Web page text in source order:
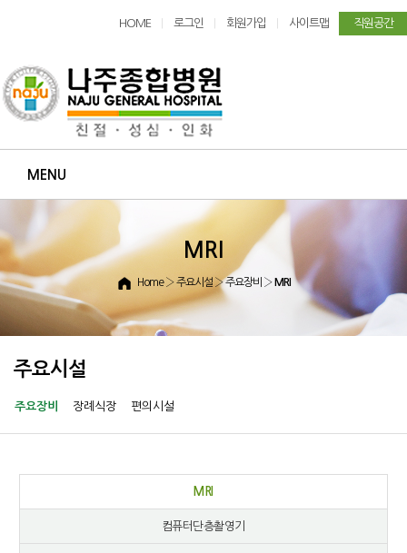
HOME 로그인 회원가입 사이트맵 직원공간
MENU
MRI
Home› 주요시설 › 주요장비 › MRI
주요시설
주요장비 장례식장 편의시설
MRI
컴퓨터단층촬영기